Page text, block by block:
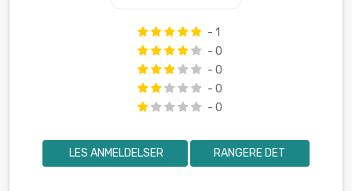
- 1
- 0
- 0
- 0
- 0
LES ANMELDELSER RANGERE DET